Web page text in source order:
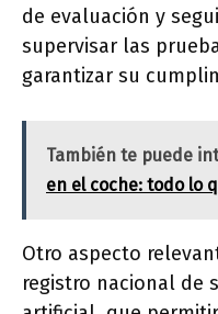
de evaluación y
supervisar las
garantizar su
También te puede
en el coche: todo lo
Otro aspecto
registro nacional de